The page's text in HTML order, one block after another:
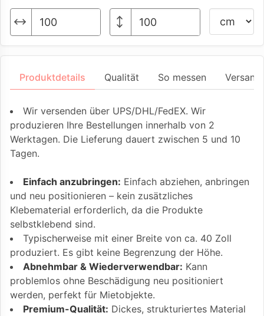
Produktdetails Qualität So messen
Wir versenden über UPS/DHL/FedEX. Wir
produzieren Ihre Bestellungen innerhalb von 2
Werktagen. Die Lieferung dauert zwischen 5 und 10
Tagen.
Einfach anzubringen: Einfach abziehen, anbringen
und neu positionieren – kein zusätzliches
Klebematerial erforderlich, da die Produkte
selbstklebend sind.
Typischerweise mit einer Breite von ca. 40 Zoll
produziert. Es gibt keine Begrenzung der Höhe.
Abnehmbar & Wiederverwendbar: Kann
problemlos ohne Beschädigung neu positioniert
werden, perfekt für Mietobjekte.
Premium-Qualität: Dickes, strukturiertes Material